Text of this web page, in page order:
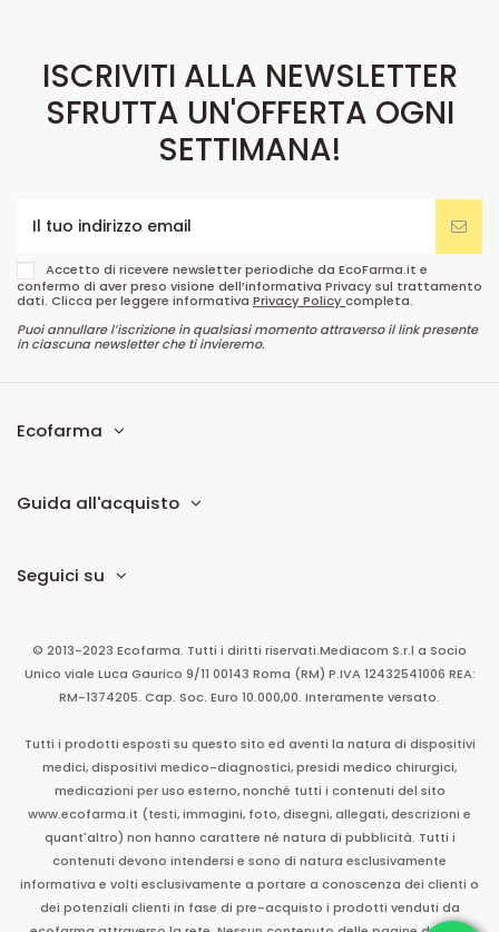
ISCRIVITI ALLA NEWSLETTER
SFRUTTA UN'OFFERTA OGNI
SETTIMANA!
Accetto di ricevere newsletter periodiche da EcoFarma.it e
confermo di aver preso visione dell’informativa Privacy sul trattamento
dati. Clicca per leggere informativa Privacy Policycompleta.
Puoi annullare l’iscrizione in qualsiasi momento attraverso il link presente
in ciascuna newsletter che ti invieremo.
Ecofarma
Guida all'acquisto
Seguici su
© 2013-2023 Ecofarma. Tutti i diritti riservati.Mediacom S.r.l a Socio
Unico viale Luca Gaurico 9/11 00143 Roma (RM) P.IVA 12432541006 REA:
RM-1374205. Cap. Soc. Euro 10.000,00. Interamente versato.
Tutti i prodotti esposti su questo sito ed aventi la natura di dispositivi
medici, dispositivi medico-diagnostici, presidi medico chirurgici,
medicazioni per uso esterno, nonché tutti i contenuti del sito
www.ecofarma.it (testi, immagini, foto, disegni, allegati, descrizioni e
quant'altro) non hanno carattere né natura di pubblicità. Tutti i
contenuti devono intendersi e sono di natura esclusivamente
informativa e volti esclusivamente a portare a conoscenza dei clienti o
dei potenziali clienti in fase di pre-acquisto i prodotti venduti da